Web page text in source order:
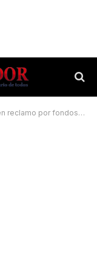
por fondos adeudados